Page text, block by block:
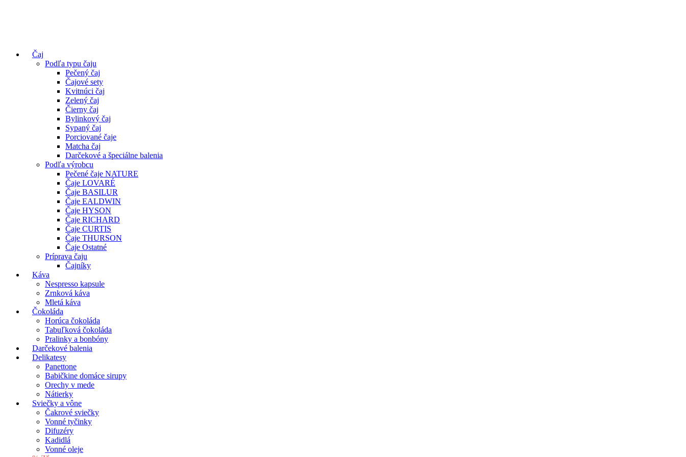
Kvitnúci čaj
Zelený čaj
Čierny čaj
Bylinkový čaj
Sypaný čaj
Porciované čaje
Matcha čaj
Darčekové a špeciálne balenia
Podľa výrobcu
Pečené čaje NATURE
Čaje LOVARÉ
Čaje BASILUR
Čaje EALDWIN
Čaje HYSON
Čaje RICHARD
Čaje CURTIS
Čaje THURSON
Čaje Ostatné
Príprava čaju
Čajníky
Nespresso kapsule
Zrnková káva
Mletá káva
Čokoláda
Horúca čokoláda
Tabuľková čokoláda
Pralinky a bonbóny
Darčekové balenia
Delikatesy
Panettone
Babičkine domáce sirupy
Orechy v mede
Nátierky
Sviečky a vône
Čakrové sviečky
Vonné tyčinky
Difuzéry
Kadidlá
Vonné oleje
% Zľavy
Vianoce
Kontakt